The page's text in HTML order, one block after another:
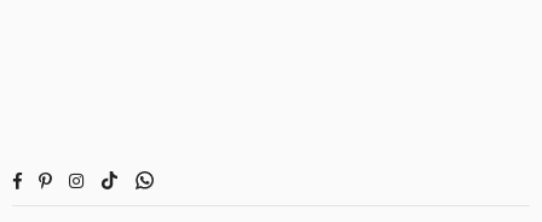
FacebookPinterestInstagram
TikTokWhatsapp